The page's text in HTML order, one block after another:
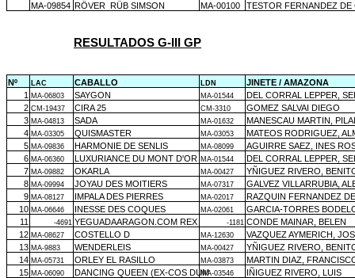
MA-09854 RÖVER RÜB SIMSON MA-00100 TESTOR FERNANDEZ DE
RESULTADOS G-III GP
Nº LAC CABALLO LDN
JINETE / AMAZONA
1 MA-06803 SAYGON MA-01544
DEL CORRAL LEPPER,
2 CM-19437 CIRA 25 CM-3310
GOMEZ SALVAI DIEGO
3 MA-04813 SADA MA-01632
MANESCAU MARTIN,
4 MA-03305 QUISMASTER MA-03053
MATEOS RODRIGUEZ,
5 MA-09836 HARMONIE DE SENLIS MA-08099
AGUIRRE SAEZ, INES
6 MA-06360 LUXURIANCE DU MONT D'OR MA-01544
DEL CORRAL LEPPER,
7 MA-09882 OKARLA MA-00427
YÑIGUEZ RIVERO,
8 MA-09994 JOYAU DES MOITIERS MA-07317
GALVEZ VILLARRUBIA,
9 MA-08127 IMPALA DES PIERRES MA-02017
RAZQUIN FERNANDEZ
10 MA-06646 INESSE DES COQUES MA-02061
GARCIA-TORRES
11
-4691 YEGUADAARAGON.COM REX -1181 CONDE MAINAR, BELEN
12 MA-08627 COSTELLO D MA-12630
VAZQUEZ AYMERICH,
13 MA-9883 WENDERLEIS MA-00427
YÑIGUEZ RIVERO,
14 MA-05731 ORLEY EL RASILLO MA-03873
MARTIN DIAZ,
15 MA-06090 DANCING QUEEN (EX-COS DUMMA-03546
IÑIGUEZ RIVERO, LUIS